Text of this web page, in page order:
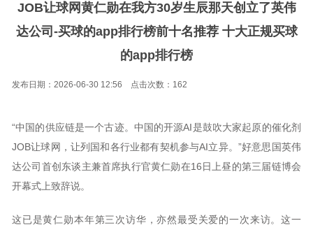
JOB让球网黄仁勋在我方30岁生辰那天创立了英伟
达公司-买球的app排行榜前十名推荐 十大正规买球
的app排行榜
发布日期：2026-06-30 12:56 点击次数：162
“中国的供应链是一个古迹。中国的开源AI是鼓吹大家起原的催化剂
JOB让球网，让列国和各行业都有契机参与AI立异。”好意思国英伟
达公司首创东谈主兼首席执行官黄仁勋在16日上昼的第三届链博会
开幕式上致辞说。
这已是黄仁勋本年第三次访华，亦然最受关爱的一次来访。这一